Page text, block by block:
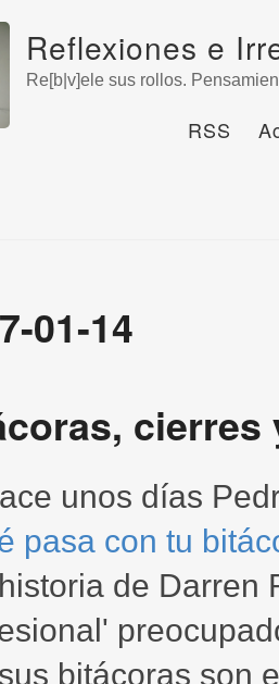
Reflexiones e
Re[b|v]ele sus rollos.
RSS
01-14
cierres
unos días
pasa con tu
de Darren
bitácoras son